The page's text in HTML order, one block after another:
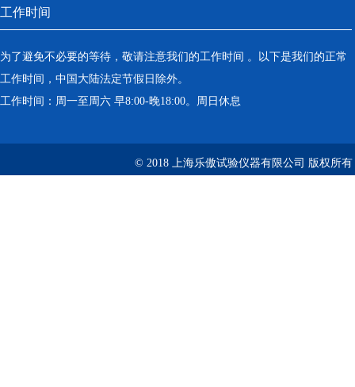
工作时间
为了避免不必要的等待，敬请注意我们的工作时间 。以下是我们的正常
工作时间，中国大陆法定节假日除外。
工作时间：周一至周六 早8:00-晚18:00。周日休息
© 2018 上海乐傲试验仪器有限公司 版权所